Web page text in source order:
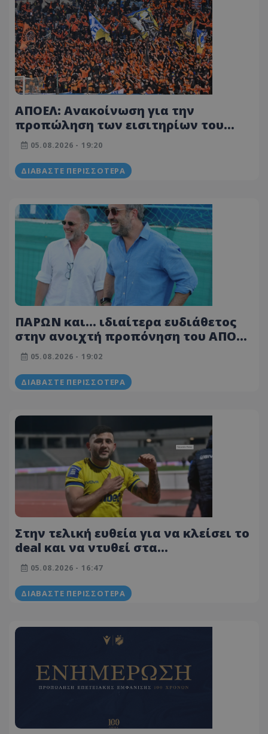
ΑΠΟΕΛ: Ανακοίνωση για την
προπώληση των εισιτηρίων του
φιλικού αγώνα με την Κηφισιά
05.08.2026 - 19:20
ΔΙΑΒΆΣΤΕ ΠΕΡΙΣΣΌΤΕΡΑ
ΠΑΡΩΝ και... ιδιαίτερα ευδιάθετος
στην ανοιχτή προπόνηση του ΑΠΟΕΛ
ο Σάββας Λιασής! (ΦΩΤΟΓΡΑΦΙΕΣ)
05.08.2026 - 19:02
ΔΙΑΒΆΣΤΕ ΠΕΡΙΣΣΌΤΕΡΑ
Στην τελική ευθεία για να κλείσει το
deal και να ντυθεί στα
γαλαζοκίτρινα! Έπαιξε Ελλάδα την
τελευταία τριετία
05.08.2026 - 16:47
ΔΙΑΒΆΣΤΕ ΠΕΡΙΣΣΌΤΕΡΑ